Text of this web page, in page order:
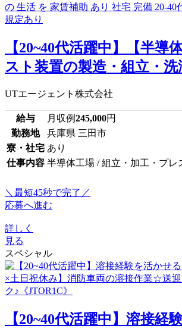
【20~40代活躍中】【半導
スト装置の製造・組立・洗
UTエージェント株式会社
給与 月収例245,000円
勤務地
兵庫県 三田市
寮・社宅 あり
仕事内容 半導体工場 / 組立・加工・プレ
＼最短45秒で完了／
応募へ進む
詳しく
見る
スペシャル
【20~40代活躍中】溶接経